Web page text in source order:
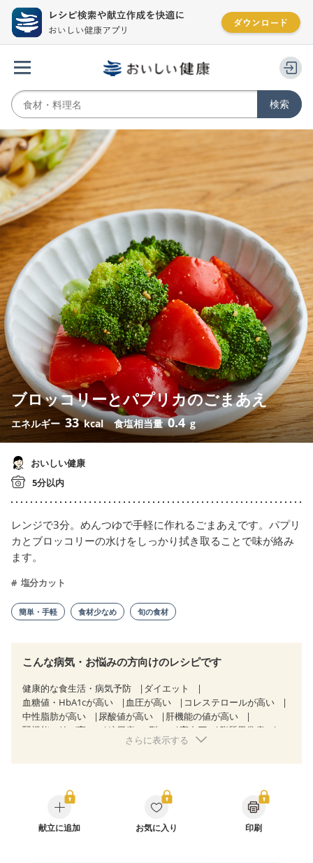
ブロッコリーとパプリカのごまあえ
エネルギー 33 kcal 食塩相当量0.4 g
おいしい健康
5分以内
レンジで3分。めんつゆで手軽に作れるごまあえです。パプリ
カとブロッコリーの水けをしっかり拭き取ることで味が絡み
ます。
塩分カット
簡単・手軽 食材少なめ 旬の食材
こんな病気・お悩みの方向けのレシピです
健康的な食生活・病気予防
ダイエット
血糖値・HbA1cが高い
血圧が高い
コレステロールが高い
中性脂肪が高い
尿酸値が高い
肝機能の値が高い
腎機能の値が高い
糖尿病（2型） 高血圧
脂質異常症
狭心症 心筋梗塞
糖尿病性腎症（第１期）
糖尿病性腎症（第２期）
糖尿病性腎症（第３期）
CKD（ステージ１）
CKD（ステージ２）
CKD（ステージ３a）
さらに表示する
献立に追加 お気に入り 印刷